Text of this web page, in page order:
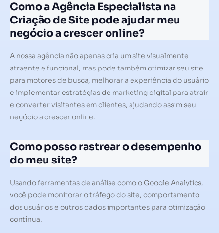
Como a Agência Especialista na
Criação de Site pode ajudar meu
negócio a crescer online?
A nossa agência não apenas cria um site visualmente
atraente e funcional, mas pode também otimizar seu site
para motores de busca, melhorar a experiência do usuário
e implementar estratégias de marketing digital para atrair
e converter visitantes em clientes, ajudando assim seu
negócio a crescer online.
Como posso rastrear o desempenho
do meu site?
Usando ferramentas de análise como o Google Analytics,
você pode monitorar o tráfego do site, comportamento
dos usuários e outros dados importantes para otimização
contínua.